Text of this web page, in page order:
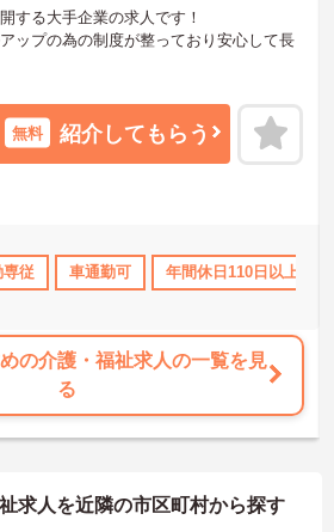
育休･介護休暇取得実績あり 社会保険完備
する大手企業の求人です！
ップの為の制度が整っており安心して長
さい。
無料 紹介してもらう
従 車通勤可 年間休日110日以上
の介護・福祉求人の一覧を見
る
求人を近隣の市区町村から探す